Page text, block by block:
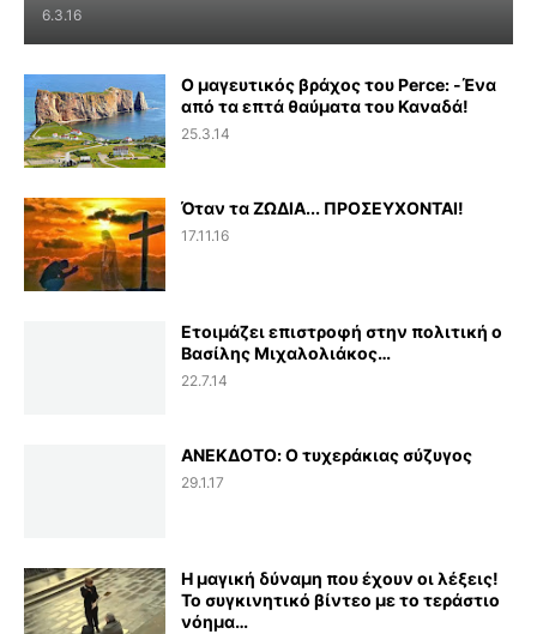
6.3.16
Ο μαγευτικός βράχος του Perce: -Ένα
από τα επτά θαύματα του Καναδά!
25.3.14
Όταν τα ΖΩΔΙΑ... ΠΡΟΣΕΥΧΟΝΤΑΙ!
17.11.16
Ετοιμάζει επιστροφή στην πολιτική ο
Βασίλης Μιχαλολιάκος…
22.7.14
ΑΝΕΚΔΟΤΟ: Ο τυχεράκιας σύζυγος
29.1.17
Η μαγική δύναμη που έχουν οι λέξεις!
Το συγκινητικό βίντεο με το τεράστιο
νόημα…